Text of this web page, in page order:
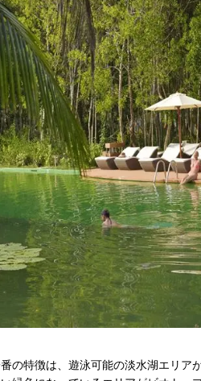
の特徴は、遊泳可能の淡水湖エリア